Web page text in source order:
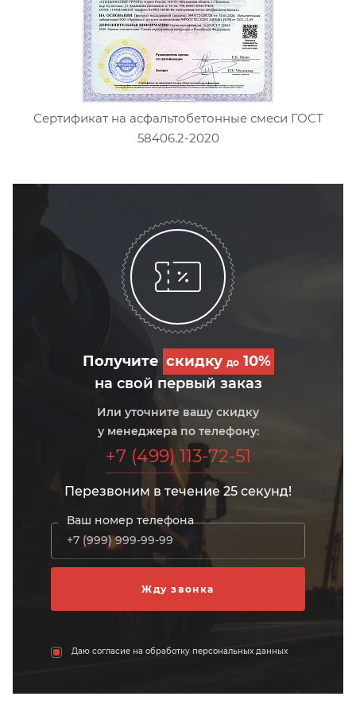
Сертификат на асфальтобетонные смеси ГОСТ
58406.2-2020
Получите скидку до10%
на свой первый заказ
Или уточните вашу скидку
у менеджера по телефону:
+7 (499) 113-72-51
Перезвоним в течение 25 секунд!
Ваш номер телефона
Даю согласие на обработку персональных данных